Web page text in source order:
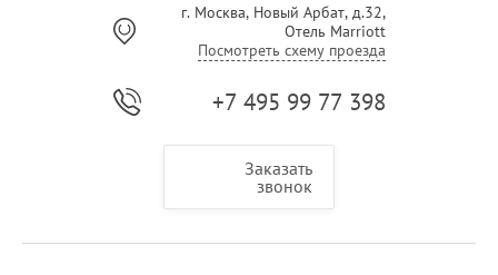
г. Москва, Новый Арбат, д.32,
Отель Marriott
Посмотреть схему проезда
+7 495 99 77 398
Заказать
звонок